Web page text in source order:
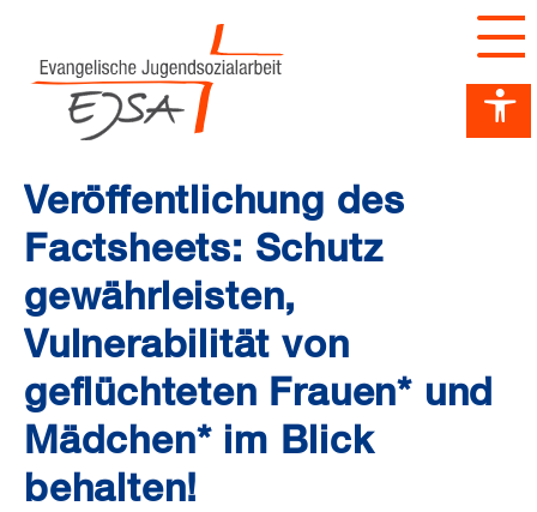
Barrierefreiheit Dashboard öffnen
Hauptnavigation anzeigen
zum Inhalt springen
Tastenkombinationen anzeigen
Veröffentlichung des
Factsheets: Schutz
gewährleisten,
Vulnerabilität von
geflüchteten Frauen* und
Mädchen* im Blick
behalten!